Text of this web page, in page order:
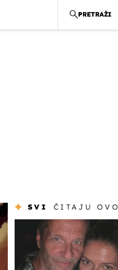
PRETRAŽI
SVI ČITAJU OVO